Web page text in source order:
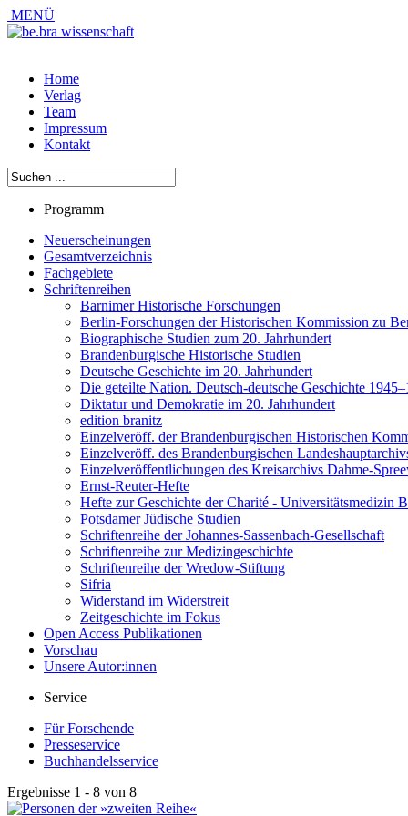
MENÜ
Home
Verlag
Team
Impressum
Kontakt
Programm
Neuerscheinungen
Gesamtverzeichnis
Fachgebiete
Schriftenreihen
Barnimer Historische Forschungen
Berlin-Forschungen der Historischen Kommission zu
Biographische Studien zum 20. Jahrhundert
Brandenburgische Historische Studien
Deutsche Geschichte im 20. Jahrhundert
Die geteilte Nation. Deutsch-deutsche Geschichte
Diktatur und Demokratie im 20. Jahrhundert
edition branitz
Einzelveröff. der Brandenburgischen Historischen
Einzelveröff. des Brandenburgischen
Einzelveröffentlichungen des Kreisarchivs Dahme-
Ernst-Reuter-Hefte
Hefte zur Geschichte der Charité - Universitätsmedizin
Potsdamer Jüdische Studien
Schriftenreihe der Johannes-Sassenbach-Gesellschaft
Schriftenreihe zur Medizingeschichte
Schriftenreihe der Wredow-Stiftung
Sifria
Widerstand im Widerstreit
Zeitgeschichte im Fokus
Open Access Publikationen
Vorschau
Unsere Autor:innen
Service
Für Forschende
Presseservice
Buchhandelsservice
Ergebnisse 1 - 8 von 8